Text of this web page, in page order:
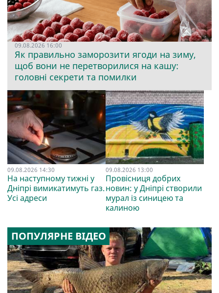
09.08.2026 16:00
Як правильно заморозити ягоди на зиму,
щоб вони не перетворилися на кашу:
головні секрети та помилки
09.08.2026 14:30
На наступному тижні у
Дніпрі вимикатимуть газ.
Усі адреси
09.08.2026 13:00
Провісниця добрих
новин: у Дніпрі створили
мурал із синицею та
калиною
ПОПУЛЯРНЕ ВІДЕО